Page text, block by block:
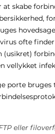
at skabe
ofte
(usikret)
vellykket
porte
eller